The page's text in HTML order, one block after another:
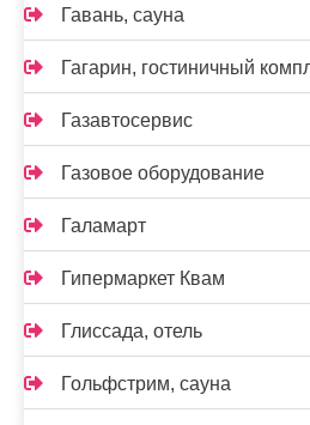
Гавань, сауна
Гагарин, гостиничный
Газавтосервис
Газовое оборудование
Галамарт
Гипермаркет Квам
Глиссада, отель
Гольфстрим, сауна